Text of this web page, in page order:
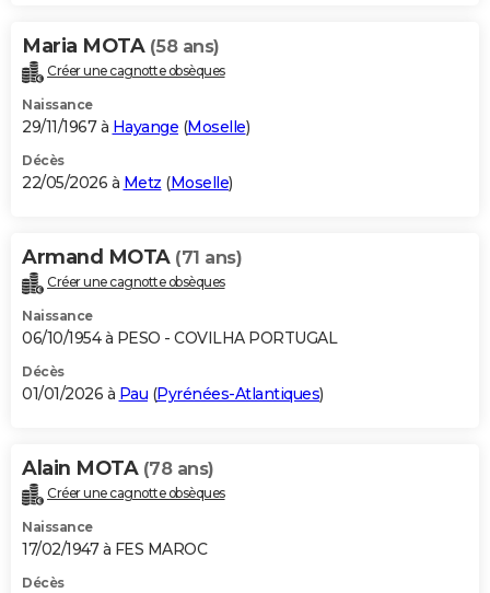
Carte de Noël
Carte Bonne année
Carte Saint-Valentin
Carte Pâques
Carte d'anniversaire
DICTIONNAIRE
Dictionnaire
Biographies
Citations
Expressions
Proverbes
PROGRAMME TV
S'inscrire
Se connecter
Lycées
Collèges
Primaires
Universités
Entreprises
Service militaire
Avis de recherche
AVIS DE DÉCÈS
Bricolage
Lifestyle
Culture
Sport
Auto
Television
Voyage
Cinema
Maria MOTA (58 ans)
Créer une cagnotte obsèques
Naissance
29/11/1967 à Hayange (Moselle)
Décès
22/05/2026 à Metz (Moselle)
Armand MOTA (71 ans)
Créer une cagnotte obsèques
Naissance
06/10/1954 à PESO - COVILHA PORTUGAL
Décès
01/01/2026 à Pau (Pyrénées-Atlantiques)
Alain MOTA (78 ans)
Créer une cagnotte obsèques
Naissance
17/02/1947 à FES MAROC
Décès